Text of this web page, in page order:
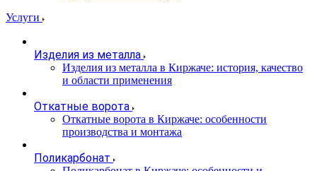
Услуги
Изделия из металла
Изделия из металла в Киржаче: история, качество
и области применения
Откатные ворота
Откатные ворота в Киржаче: особенности
производства и монтажа
Поликарбонат